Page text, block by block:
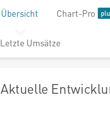
Übersicht Chart-Pro
Letzte Umsätze
Aktuelle